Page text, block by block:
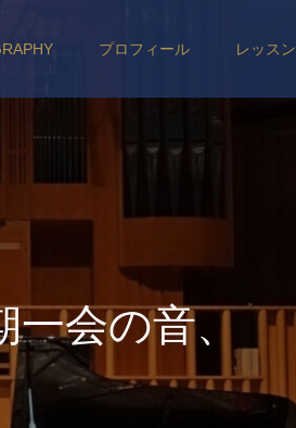
プロフィール レッスン
一会の音、
さまと